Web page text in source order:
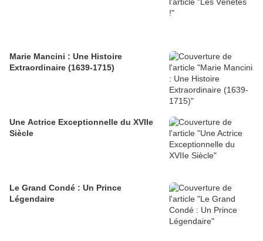
Marie Mancini : Une Histoire
Extraordinaire (1639-1715)
Une Actrice Exceptionnelle du XVIIe
Siècle
Le Grand Condé : Un Prince
Légendaire